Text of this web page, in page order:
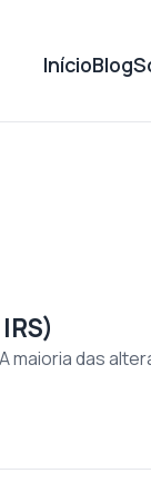
InícioBlog
maioria das